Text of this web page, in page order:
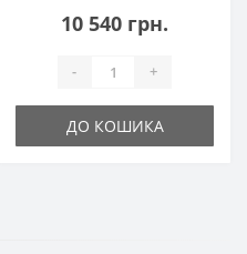
10 540 грн.
- +
ДО КОШИКА